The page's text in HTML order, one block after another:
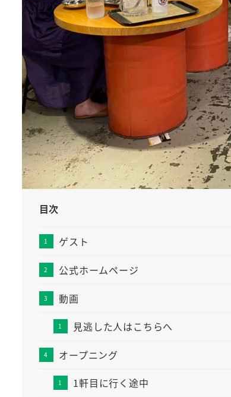
目次
ゲスト
公式ホームページ
動画
見逃した人はこちらへ
オープニング
1軒目に行く途中